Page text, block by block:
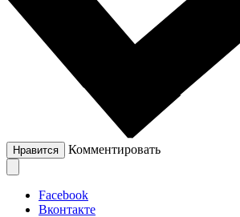
Нравится Комментировать
Facebook
Вконтакте